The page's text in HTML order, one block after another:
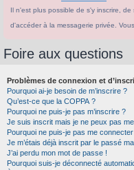
Il n'est plus possible de s'y inscrire,
d'accéder à la messagerie privée.
Foire aux questions
Problèmes de connexion et
Pourquoi ai-je besoin de m’inscrire ?
Qu’est-ce que la COPPA ?
Pourquoi ne puis-je pas m’inscrire ?
Je suis inscrit mais je ne peux pas
Pourquoi ne puis-je pas me
Je m’étais déjà inscrit par le passé
J’ai perdu mon mot de passe !
Pourquoi suis-je déconnecté